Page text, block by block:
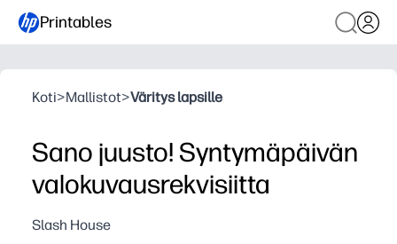
Printables
Koti>Mallistot>Väritys lapsille
Sano juusto! Syntymäpäivän
valokuvausrekvisiitta
Slash House